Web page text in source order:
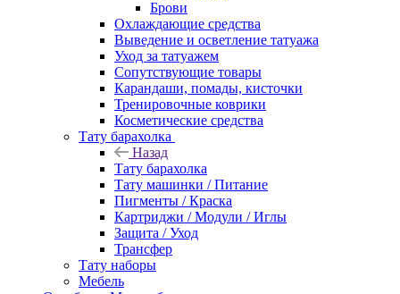
Брови
Охлаждающие средства
Выведение и осветление татуажа
Уход за татуажем
Сопутствующие товары
Карандаши, помады, кисточки
Тренировочные коврики
Косметические средства
Тату барахолка
Назад
Тату барахолка
Тату машинки / Питание
Пигменты / Краска
Картриджи / Модули / Иглы
Защита / Уход
Трансфер
Тату наборы
Мебель